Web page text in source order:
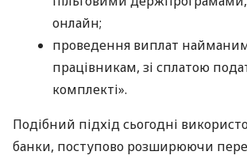
онлайн;
проведення виплат
працівникам, зі сплатою
комплекті».
Подібний підхід сьогодні
банки, поступово розширюючи